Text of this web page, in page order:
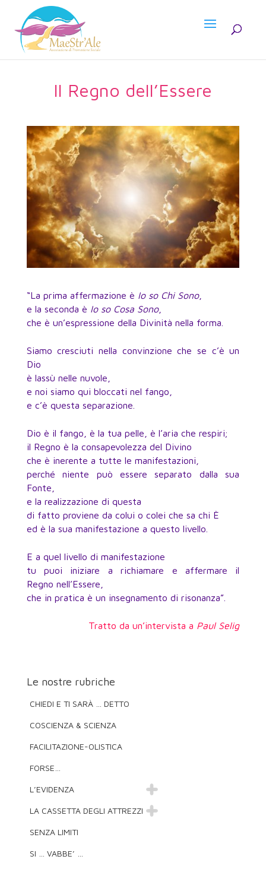
Il Regno dell’Essere
“La prima affermazione è Io so Chi Sono,
e la seconda è Io so Cosa Sono,
che è un’espressione della Divinità nella forma.
Siamo cresciuti nella convinzione che se c’è un
Dio
è lassù nelle nuvole,
e noi siamo qui bloccati nel fango,
e c’è questa separazione.
Dio è il fango, è la tua pelle, è l’aria che respiri;
il Regno è la consapevolezza del Divino
che è inerente a tutte le manifestazioni,
perché niente può essere separato dalla sua
Fonte,
e la realizzazione di questa
di fatto proviene da colui o colei che sa chi È
ed è la sua manifestazione a questo livello.
E a quel livello di manifestazione
tu puoi iniziare a richiamare e affermare il
Regno nell’Essere,
che in pratica è un insegnamento di risonanza”.
Tratto da un’intervista a Paul Selig
Le nostre rubriche
CHIEDI E TI SARÀ … DETTO
COSCIENZA & SCIENZA
FACILITAZIONE-OLISTICA
FORSE…
L’EVIDENZA
LA CASSETTA DEGLI ATTREZZI
SENZA LIMITI
SI … VABBE’ …